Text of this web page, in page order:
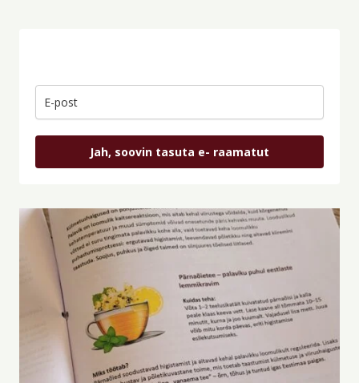
Jah, soovin tasuta e- raamatut